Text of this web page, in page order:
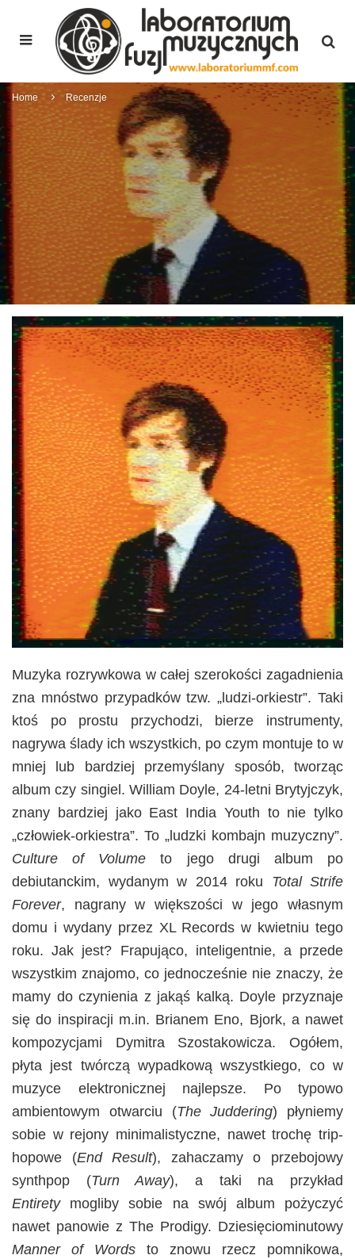
Home Recenzje
Muzyka rozrywkowa w całej szerokości zagadnienia
zna mnóstwo przypadków tzw. „ludzi-orkiestr”. Taki
ktoś po prostu przychodzi, bierze instrumenty,
nagrywa ślady ich wszystkich, po czym montuje to w
mniej lub bardziej przemyślany sposób, tworząc
album czy singiel. William Doyle, 24-letni Brytyjczyk,
znany bardziej jako East India Youth to nie tylko
„człowiek-orkiestra”. To „ludzki kombajn muzyczny”.
Culture of Volume to jego drugi album po
debiutanckim, wydanym w 2014 roku Total Strife
Forever, nagrany w większości w jego własnym
domu i wydany przez XL Records w kwietniu tego
roku. Jak jest? Frapująco, inteligentnie, a przede
wszystkim znajomo, co jednocześnie nie znaczy, że
mamy do czynienia z jakąś kalką. Doyle przyznaje
się do inspiracji m.in. Brianem Eno, Bjork, a nawet
kompozycjami Dymitra Szostakowicza. Ogółem,
płyta jest twórczą wypadkową wszystkiego, co w
muzyce elektronicznej najlepsze. Po typowo
ambientowym otwarciu (The Juddering) płyniemy
sobie w rejony minimalistyczne, nawet trochę trip-
hopowe (End Result), zahaczamy o przebojowy
synthpop (Turn Away), a taki na przykład
Entiretymogliby sobie na swój album pożyczyć
nawet panowie z The Prodigy. Dziesięciominutowy
Manner of Words to znowu rzecz pomnikowa,